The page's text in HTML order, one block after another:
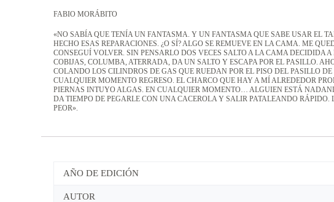
FABIO MORÁBITO
«NO SABÍA QUE TENÍA UN FANTASMA. Y UN FANTASMA QUE SABE USAR EL
HECHO ESAS REPARACIONES. ¿O SÍ? ALGO SE REMUEVE EN LA CAMA. ME
CONSEGUÍ VOLVER. SIN PENSARLO DOS VECES SALTO A LA CAMA DECIDIDA
COBIJAS, COLUMBA, ATERRADA, DA UN SALTO Y ESCAPA POR EL PASILLO.
COLANDO LOS CILINDROS DE GAS QUE RUEDAN POR EL PISO DEL PASILLO
CUALQUIER MOMENTO REGRESO. EL CHARCO QUE HAY A MÍ ALREDEDOR
PIERNAS INTUYO ALGAS. EN CUALQUIER MOMENTO… ALGUIEN ESTÁ
DA TIEMPO DE PEGARLE CON UNA CACEROLA Y SALIR PATALEANDO
PEOR».
AÑO DE EDICIÓN
AUTOR